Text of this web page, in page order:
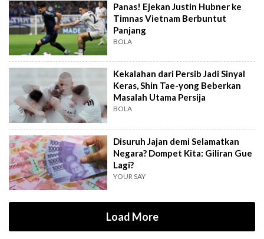
Panas! Ejekan Justin Hubner ke
Timnas Vietnam Berbuntut
Panjang
BOLA
Kekalahan dari Persib Jadi Sinyal
Keras, Shin Tae-yong Beberkan
Masalah Utama Persija
BOLA
Disuruh Jajan demi Selamatkan
Negara? Dompet Kita: Giliran Gue
Lagi?
YOUR SAY
Load More